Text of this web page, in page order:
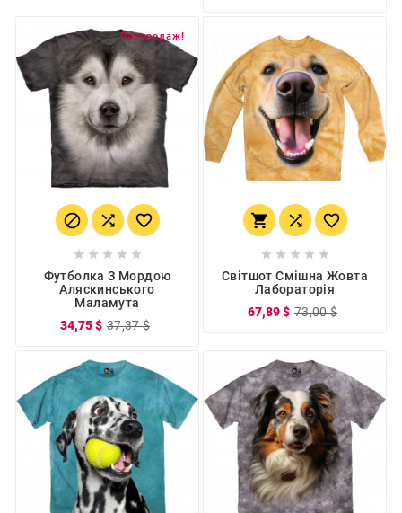
Розпродаж!
  
    
Футболка З Мордою
Аляскинського
Маламута
34,75 $ 37,37 $
  
    
Світшот Смішна Жовта
Лабораторія
67,89 $ 73,00 $